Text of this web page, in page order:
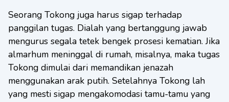
Seorang Tokong juga harus sigap terhadap
panggilan tugas. Dialah yang bertanggung jawab
mengurus segala tetek bengek prosesi kematian. Jika
almarhum meninggal di rumah, misalnya, maka tugas
Tokong dimulai dari memandikan jenazah
menggunakan arak putih. Setelahnya Tokong lah
yang mesti sigap mengakomodasi tamu-tamu yang